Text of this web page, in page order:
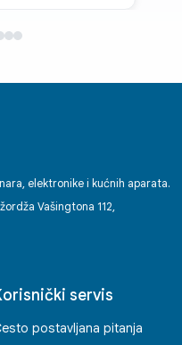
firmama i
ili
kojega se
Enko
elektronike i kućnih aparata.
Vašingtona 112,
servis
postavljana pitanja